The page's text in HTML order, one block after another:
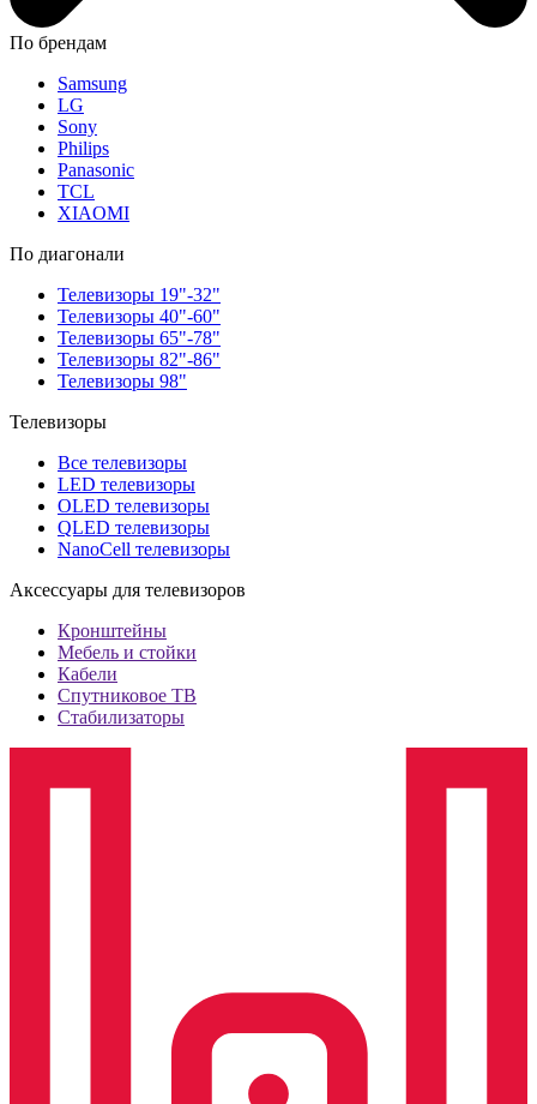
По брендам
Samsung
LG
Sony
Philips
Panasonic
TCL
XIAOMI
По диагонали
Телевизоры 19"-32"
Телевизоры 40"-60"
Телевизоры 65"-78"
Телевизоры 82"-86"
Телевизоры 98"
Телевизоры
Все телевизоры
LED телевизоры
OLED телевизоры
QLED телевизоры
NanoCell телевизоры
Аксессуары для телевизоров
Кронштейны
Мебель и стойки
Кабели
Спутниковое ТВ
Стабилизаторы